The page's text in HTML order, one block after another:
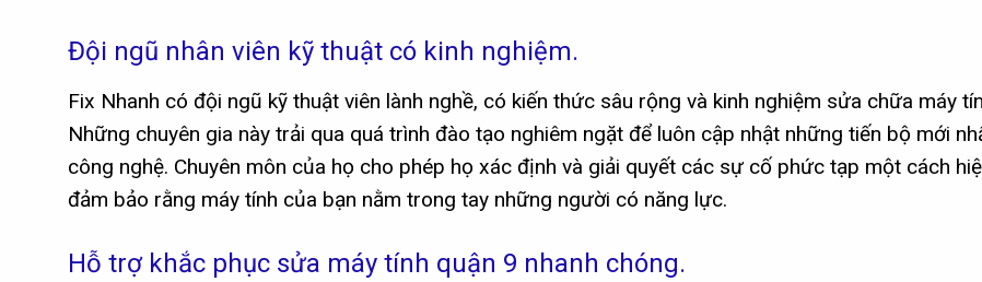
Đội ngũ nhân viên kỹ thuật có kinh nghiệm.
Fix Nhanh có đội ngũ kỹ thuật viên lành nghề, có kiến ​​thức sâu rộng và kinh nghiệm sửa chữa máy
Những chuyên gia này trải qua quá trình đào tạo nghiêm ngặt để luôn cập nhật những tiến bộ mới
công nghệ. Chuyên môn của họ cho phép họ xác định và giải quyết các sự cố phức tạp một cách
đảm bảo rằng máy tính của bạn nằm trong tay những người có năng lực.
Hỗ trợ khắc phục sửa máy tính quận 9 nhanh chóng.